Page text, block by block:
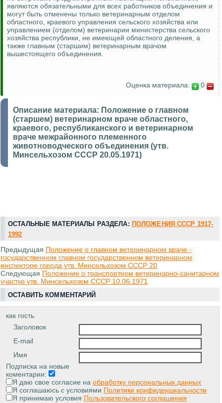
являются обязательными для всех работников объединения и
могут быть отменены только ветеринарным отделом
областного, краевого управления сельского хозяйства или
управлением (отделом) ветеринарии министерства сельского
хозяйства республики, не имеющей областного деления, а
также главным (старшим) ветеринарным врачом
вышестоящего объединения.
Оценка материала: 0
Описание материала: Положение о главном
(старшем) ветеринарном враче областного,
краевого, республиканского и ветеринарном
враче межрайонного племенного
животноводческого объединения (утв.
Минсельхозом СССР 20.05.1971)
ОСТАЛЬНЫЕ МАТЕРИАЛЫ РАЗДЕЛА: ПОЛОЖЕНИЯ СССР 1917-
1992
Предыдущая Положение о главном ветеринарном враче -
государственном главном государственном ветеринарном
инспекторе города утв. Минсельхозом СССР 20
Следующая Положение о транспортном ветеринарно-санитарном
участке утв. Минсельхозом СССР 10.06.1971
ОСТАВИТЬ КОММЕНТАРИЙ
как гость
Заголовок
E-mail
Имя
Подписка на новые
коментарии:
Я даю свое согласие на обработку персональных данных
Я соглашаюсь с условиями Политики конфиденциальности
Я принимаю условия Пользовательского соглашения